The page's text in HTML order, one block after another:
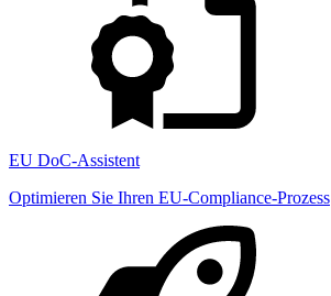
EU DoC-Assistent
Optimieren Sie Ihren EU-Compliance-Prozess